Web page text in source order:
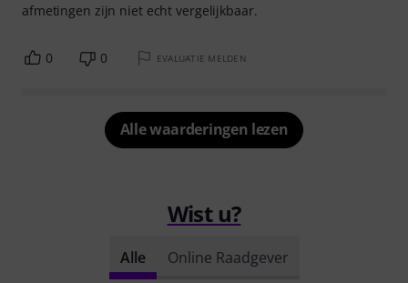
afmetingen zijn niet echt vergelijkbaar.
0 0 EVALUATIE MELDEN
Alle waarderingen lezen
Wist u?
Alle Online Raadgever